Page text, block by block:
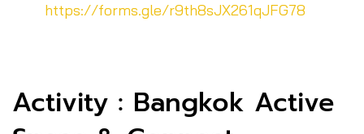
https://forms.gle/r9th8sJX261qJFG78
Activity : Bangkok Active